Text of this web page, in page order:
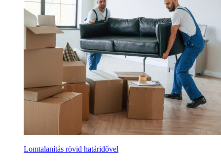
Lomtalanítás rövid határidővel